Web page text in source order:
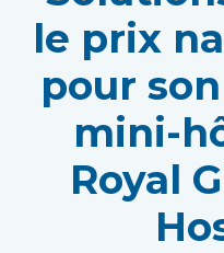
le prix
pour
mini-
Royal